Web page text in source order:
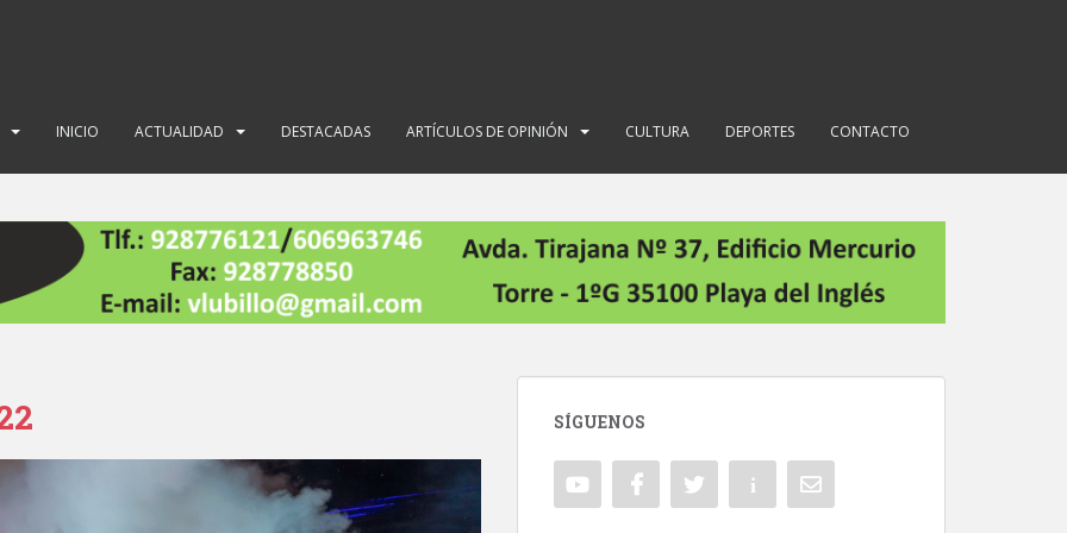
INICIO ACTUALIDAD DESTACADAS ARTÍCULOS DE OPINIÓN CULTURA DEPORTES CONTACTO
SÍGUENOS